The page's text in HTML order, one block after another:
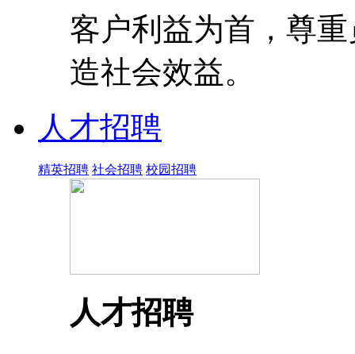
客户利益为首，尊
造社会效益。
人才招聘
精英招聘 社会招聘 校园招聘
人才招聘